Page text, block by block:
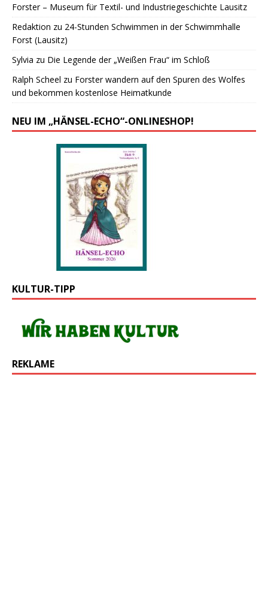
Forster – Museum für Textil- und Industriegeschichte Lausitz
Redaktion zu 24-Stunden Schwimmen in der Schwimmhalle
Forst (Lausitz)
Sylvia zu Die Legende der „Weißen Frau“ im Schloß
Ralph Scheel zu Forster wandern auf den Spuren des Wolfes
und bekommen kostenlose Heimatkunde
NEU IM „HÄNSEL-ECHO“-ONLINESHOP!
KULTUR-TIPP
REKLAME